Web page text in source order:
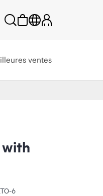
ventes
with
6